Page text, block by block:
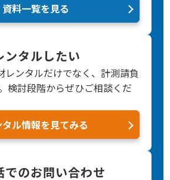
資料一覧を見る
ンタルしたい
レンタルだけでなく、計測請負
検討段階からぜひご相談くだ
タル情報を見てみる
でのお問い合わせ